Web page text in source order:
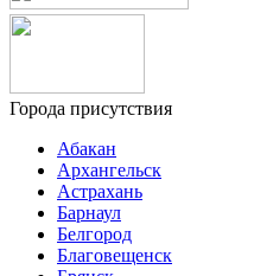
Города присутствия
Абакан
Архангельск
Астрахань
Барнаул
Белгород
Благовещенск